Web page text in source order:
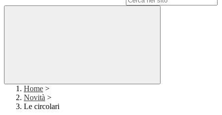
Home >
Novità >
Le circolari